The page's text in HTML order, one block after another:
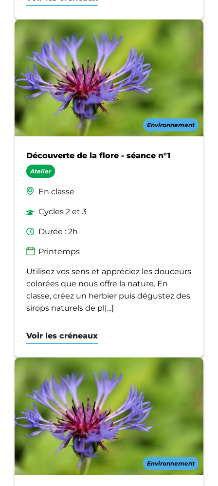
Découverte de la flore - séance n°1
Atelier
En classe
Cycles 2 et 3
Durée : 2h
Printemps
Utilisez vos sens et appréciez les douceurs
colorées que nous offre la nature. En
classe, créez un herbier puis dégustez des
sirops naturels de pl[...]
Voir les créneaux
Environnement
Environnement